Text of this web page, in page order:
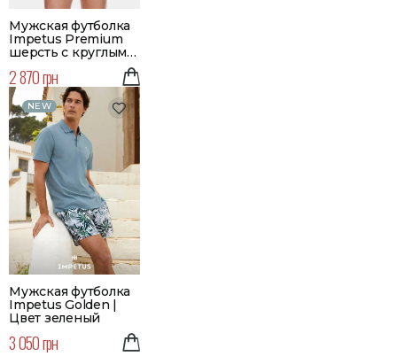
Мужская футболка
Impetus Premium
шерсть с круглым
черный
2 870 грн
NEW
Мужская футболка
Impetus Golden |
Цвет зеленый
3 050 грн